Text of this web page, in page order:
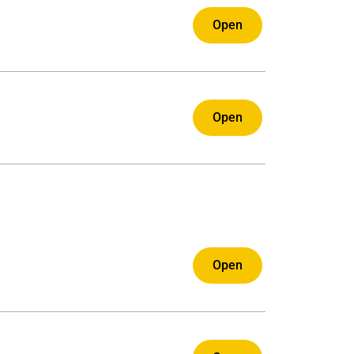
Open
Open
Open